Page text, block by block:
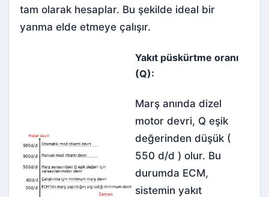
tam olarak hesaplar. Bu şekilde ideal bir
yanma elde etmeye çalışır.
Yakıt püskürtme oranı
(Q):
Marş anında dizel
motor devri, Q eşik
değerinden düşük (
550 d/d ) olur. Bu
durumda ECM,
sistemin yakıt